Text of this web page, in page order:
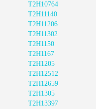
T2H10764
T2H11140
T2H11206
T2H11302
T2H1150
T2H1167
T2H1205
T2H12512
T2H12659
T2H1305
T2H13397